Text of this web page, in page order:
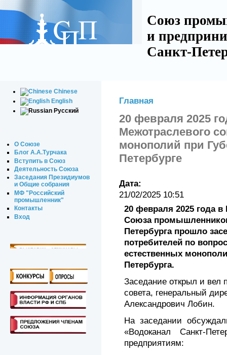
Союз
и
Санкт-
Chinese
English
Русский
О Союзе
Блог А.А.Турчака
Вступить в Союз
Деятельность Союза
Заседания Президиумов
и Общие собрания
МФ "Российский
промышленник"
Контакты
Вход
Главная
20 февраля 2025
Межотраслевого
монополий при
Петербурге
Дата:
21/02/2025 10:51
20 февраля 2025 года
Союза
Петербурга прошло
потребителей по
естественных
Петербурга.
Заседание открыл и вел
совета, генеральный
Александрович Лобин.
На заседании
«Водоканал Санкт-
предприятиям: